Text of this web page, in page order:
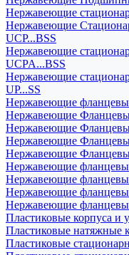
Нержавеющие
Нержавеющие
UCP...BSS
Нержавеющие
UCPA...BSS
Нержавеющие
UP...SS
Нержавеющие
Нержавеющие
Нержавеющие
Нержавеющие
Нержавеющие
Нержавеющие
Нержавеющие
Нержавеющие
Нержавеющие
Пластиковые корпуса и
Пластиковые натяжные
Пластиковые